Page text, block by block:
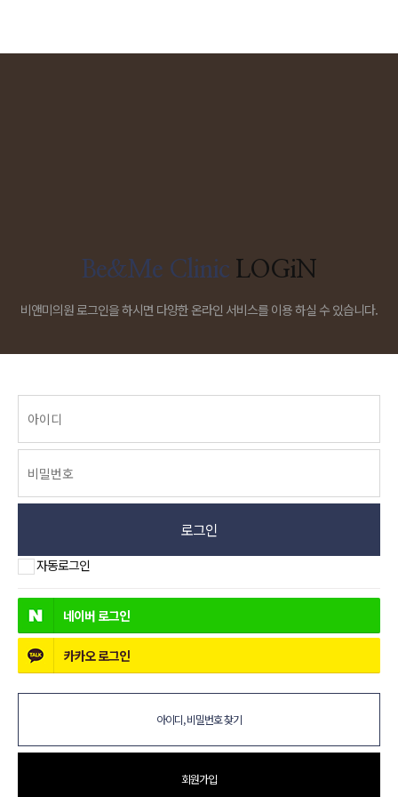
Be&Me Clinic LOGiN
비앤미의원 로그인을 하시면 다양한 온라인 서비스를 이용 하실 수 있습니다.
로그인
자동로그인
네이버 로그인
카카오로그인
아이디, 비밀번호 찾기
회원가입